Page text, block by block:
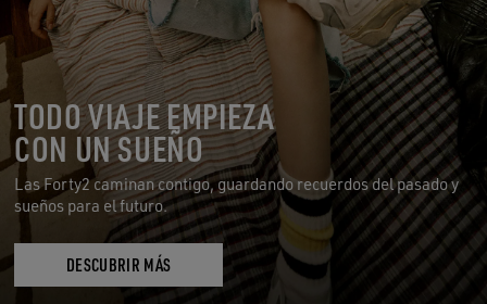
TODO VIAJE EMPIEZA
CON UN SUEÑO
Las Forty2 caminan contigo, guardando recuerdos del pasado y
sueños para el futuro.
DESCUBRIR MÁS